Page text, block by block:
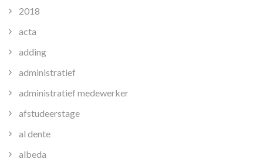
2018
acta
adding
administratief
administratief medewerker
afstudeerstage
al dente
albeda